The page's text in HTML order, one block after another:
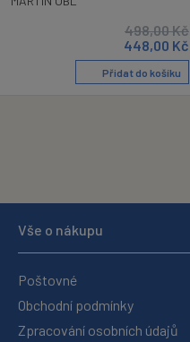
498,00Kč
448,00 Kč
Přidat do košíku
Vše o nákupu
Poštovné
Obchodní podmínky
Zpracování osobních údajů